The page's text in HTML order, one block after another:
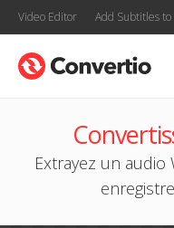
Video Editor Add Subtitles to
Extrayez un audio